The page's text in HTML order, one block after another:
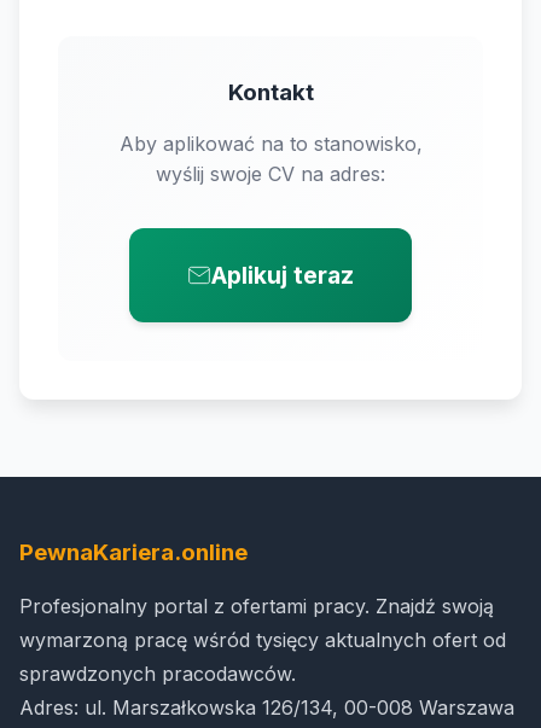
Kontakt
Aby aplikować na to stanowisko,
wyślij swoje CV na adres:
Aplikuj teraz
PewnaKariera.online
Profesjonalny portal z ofertami pracy. Znajdź swoją
wymarzoną pracę wśród tysięcy aktualnych ofert od
sprawdzonych pracodawców.
Adres: ul. Marszałkowska 126/134, 00-008 Warszawa